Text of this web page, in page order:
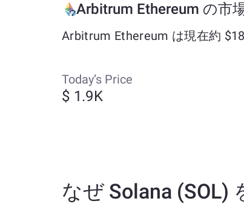
Arbitrum Ethereum の市
Arbitrum Ethereum は現在約
Today’s Price
$ 1.9K
なぜ Solana (SOL)